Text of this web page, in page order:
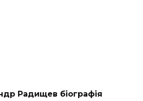
Радищев біографія